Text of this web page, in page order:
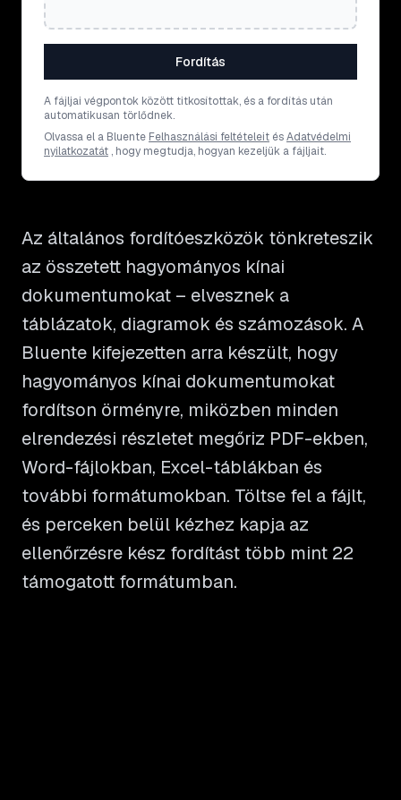
Fordítás
A fájljai végpontok között titkosítottak, és a fordítás után
automatikusan törlődnek.
Olvassa el a Bluente Felhasználási feltételeit ésAdatvédelmi
nyilatkozatát , hogy megtudja, hogyan kezeljük a fájljait.
Az általános fordítóeszközök tönkreteszik
az összetett hagyományos kínai
dokumentumokat – elvesznek a
táblázatok, diagramok és számozások. A
Bluente kifejezetten arra készült, hogy
hagyományos kínai dokumentumokat
fordítson örményre, miközben minden
elrendezési részletet megőriz PDF-ekben,
Word-fájlokban, Excel-táblákban és
további formátumokban. Töltse fel a fájlt,
és perceken belül kézhez kapja az
ellenőrzésre kész fordítást több mint 22
támogatott formátumban.